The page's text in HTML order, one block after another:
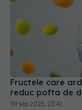
Fructele care
reduc pofta de
09 sep 2025, 23:41